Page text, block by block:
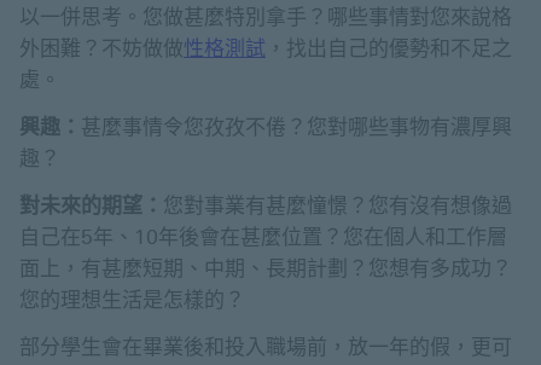
以一併思考。您做甚麼特別拿手？哪些事情對您來說格
外困難？不妨做做性格測試 ，找出自己的優勢和不足之
處。
興趣： 甚麼事情令您孜孜不倦？您對哪些事物有濃厚興
趣？
對未來的期望： 您對事業有甚麼憧憬？您有沒有想像過
自己在5年、10年後會在甚麼位置？您在個人和工作層
面上，有甚麼短期、中期、長期計劃？您想有多成功？
您的理想生活是怎樣的？
部分學生會在畢業後和投入職場前，放一年的假，更可